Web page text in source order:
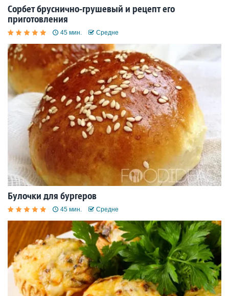
Сорбет бруснично-грушевый и рецепт его
приготовления
45 мин. Средне
Булочки для бургеров
45 мин. Средне